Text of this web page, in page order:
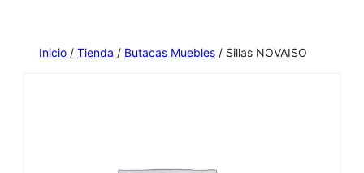
Inicio / Tienda / Butacas Muebles / Sillas NOVAISO